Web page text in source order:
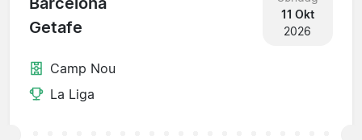
Getafe
11 Okt
2026
Camp Nou
La Liga